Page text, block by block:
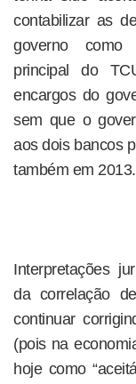
contabilizar as
governo como
principal do
encargos do
sem que o
aos dois bancos
também em 2013.
Interpretações
da correlação
continuar
(pois na
hoje como